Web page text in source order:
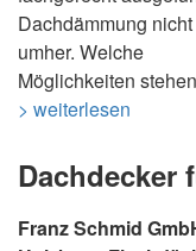
Dachdämmung nicht
umher. Welche
Möglichkeiten
> weiterlesen
Dachdecker
Franz Schmid